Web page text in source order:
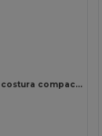
COMPACT Kit de costura compacto